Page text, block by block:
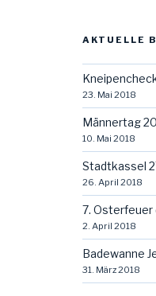
AKTUELLE
23. Mai 2018
Männertag
10. Mai 2018
Stadtkassel
26. April 2018
7. Osterfeuer
2. April 2018
Badewanne
31. März 2018